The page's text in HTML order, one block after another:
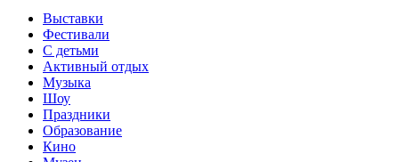
Выставки
Фестивали
С детьми
Активный отдых
Музыка
Шоу
Праздники
Образование
Кино